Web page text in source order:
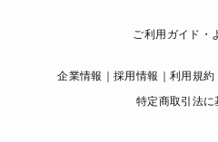
ご利用ガイド・
企業情報 採用情報 利用規約
特定商取引法に